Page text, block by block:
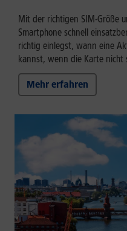
Mit der richtigen SIM-Größe
Smartphone schnell
richtig einlegst, wann eine
kannst, wenn die Karte
Mehr erfahren